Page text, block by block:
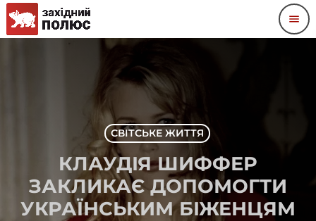
menu
СВІТСЬКЕ ЖИТТЯ
КЛАУДІЯ ШИФФЕР
ЗАКЛИКАЄ ДОПОМОГТИ
УКРАЇНСЬКИМ БІЖЕНЦЯМ